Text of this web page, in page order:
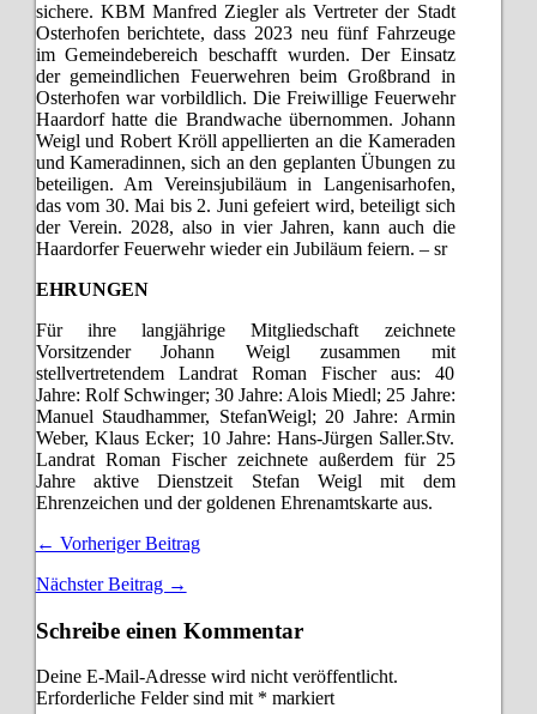
sichere. KBM Manfred Ziegler als Vertreter der Stadt
Osterhofen berichtete, dass 2023 neu fünf Fahrzeuge
im Gemeindebereich beschafft wurden. Der Einsatz
der gemeindlichen Feuerwehren beim Großbrand in
Osterhofen war vorbildlich. Die Freiwillige Feuerwehr
Haardorf hatte die Brandwache übernommen. Johann
Weigl und Robert Kröll appellierten an die Kameraden
und Kameradinnen, sich an den geplanten Übungen zu
beteiligen. Am Vereinsjubiläum in Langenisarhofen,
das vom 30. Mai bis 2. Juni gefeiert wird, beteiligt sich
der Verein. 2028, also in vier Jahren, kann auch die
Haardorfer Feuerwehr wieder ein Jubiläum feiern. – sr
EHRUNGEN
Für ihre langjährige Mitgliedschaft zeichnete
Vorsitzender Johann Weigl zusammen mit
stellvertretendem Landrat Roman Fischer aus: 40
Jahre: Rolf Schwinger; 30 Jahre: Alois Miedl; 25 Jahre:
Manuel Staudhammer, StefanWeigl; 20 Jahre: Armin
Weber, Klaus Ecker; 10 Jahre: Hans-Jürgen Saller.Stv.
Landrat Roman Fischer zeichnete außerdem für 25
Jahre aktive Dienstzeit Stefan Weigl mit dem
Ehrenzeichen und der goldenen Ehrenamtskarte aus.
← Vorheriger Beitrag
Nächster Beitrag →
Schreibe einen Kommentar
Deine E-Mail-Adresse wird nicht veröffentlicht.
Erforderliche Felder sind mit * markiert